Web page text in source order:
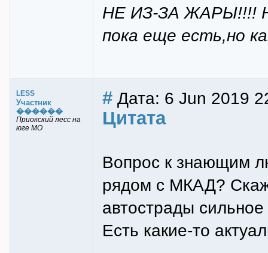
НЕ ИЗ-ЗА ЖАРЫ!!!!
пока еще есть,но
LESS
Участник
������
Приокский лесс на
юге МО
# Дата: 6 Jun 2019
Цитата
Вопрос к знающим
рядом с МКАД?
автострады
Есть какие-то